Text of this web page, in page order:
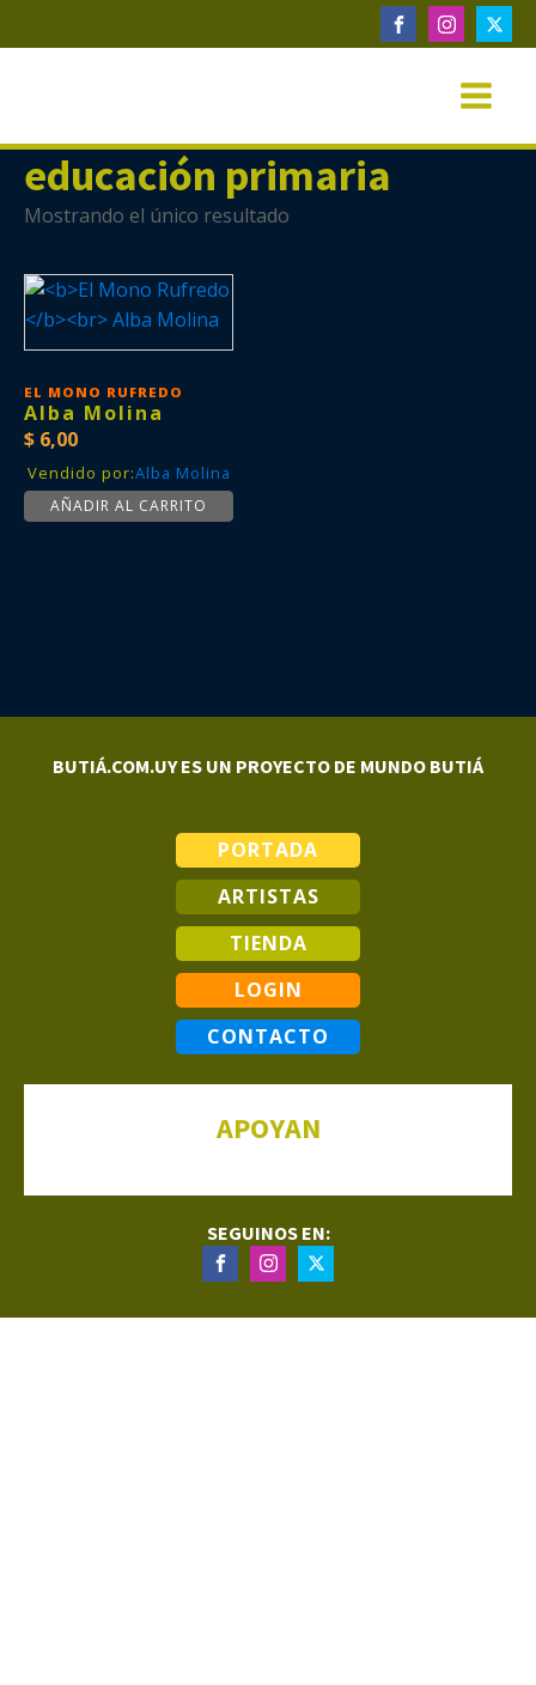
educación primaria
Mostrando el único resultado
EL MONO RUFREDO
Alba Molina
$ 6,00
Vendido por:Alba Molina
AÑADIR AL CARRITO
BUTIÁ.COM.UY ES UN PROYECTO DE MUNDO BUTIÁ
PORTADA
ARTISTAS
TIENDA
LOGIN
CONTACTO
APOYAN
SEGUINOS EN: